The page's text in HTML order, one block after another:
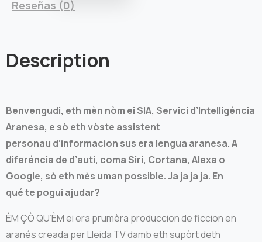
Reseñas (0)
Description
Benvengudi, eth mèn nòm ei SIA, Servici d’Intelligéncia
Aranesa, e sò eth vòste assistent
personau d’informacion sus era lengua aranesa. A
diferéncia de d’auti, coma Siri, Cortana, Alexa o
Google, sò eth mès uman possible. Ja ja ja ja. En
qué te pogui ajudar?
ÈM ÇÒ QU’ÈM ei era prumèra produccion de ficcion en
aranés creada per Lleida TV damb eth supòrt deth